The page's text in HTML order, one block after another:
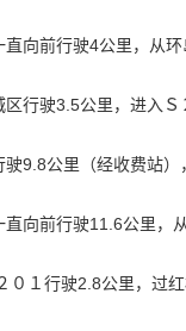
直向前行驶4公里，从
区行驶3.5公里，进入Ｓ
驶9.8公里（经收费站）
直向前行驶11.6公里，
０１行驶2.8公里，过